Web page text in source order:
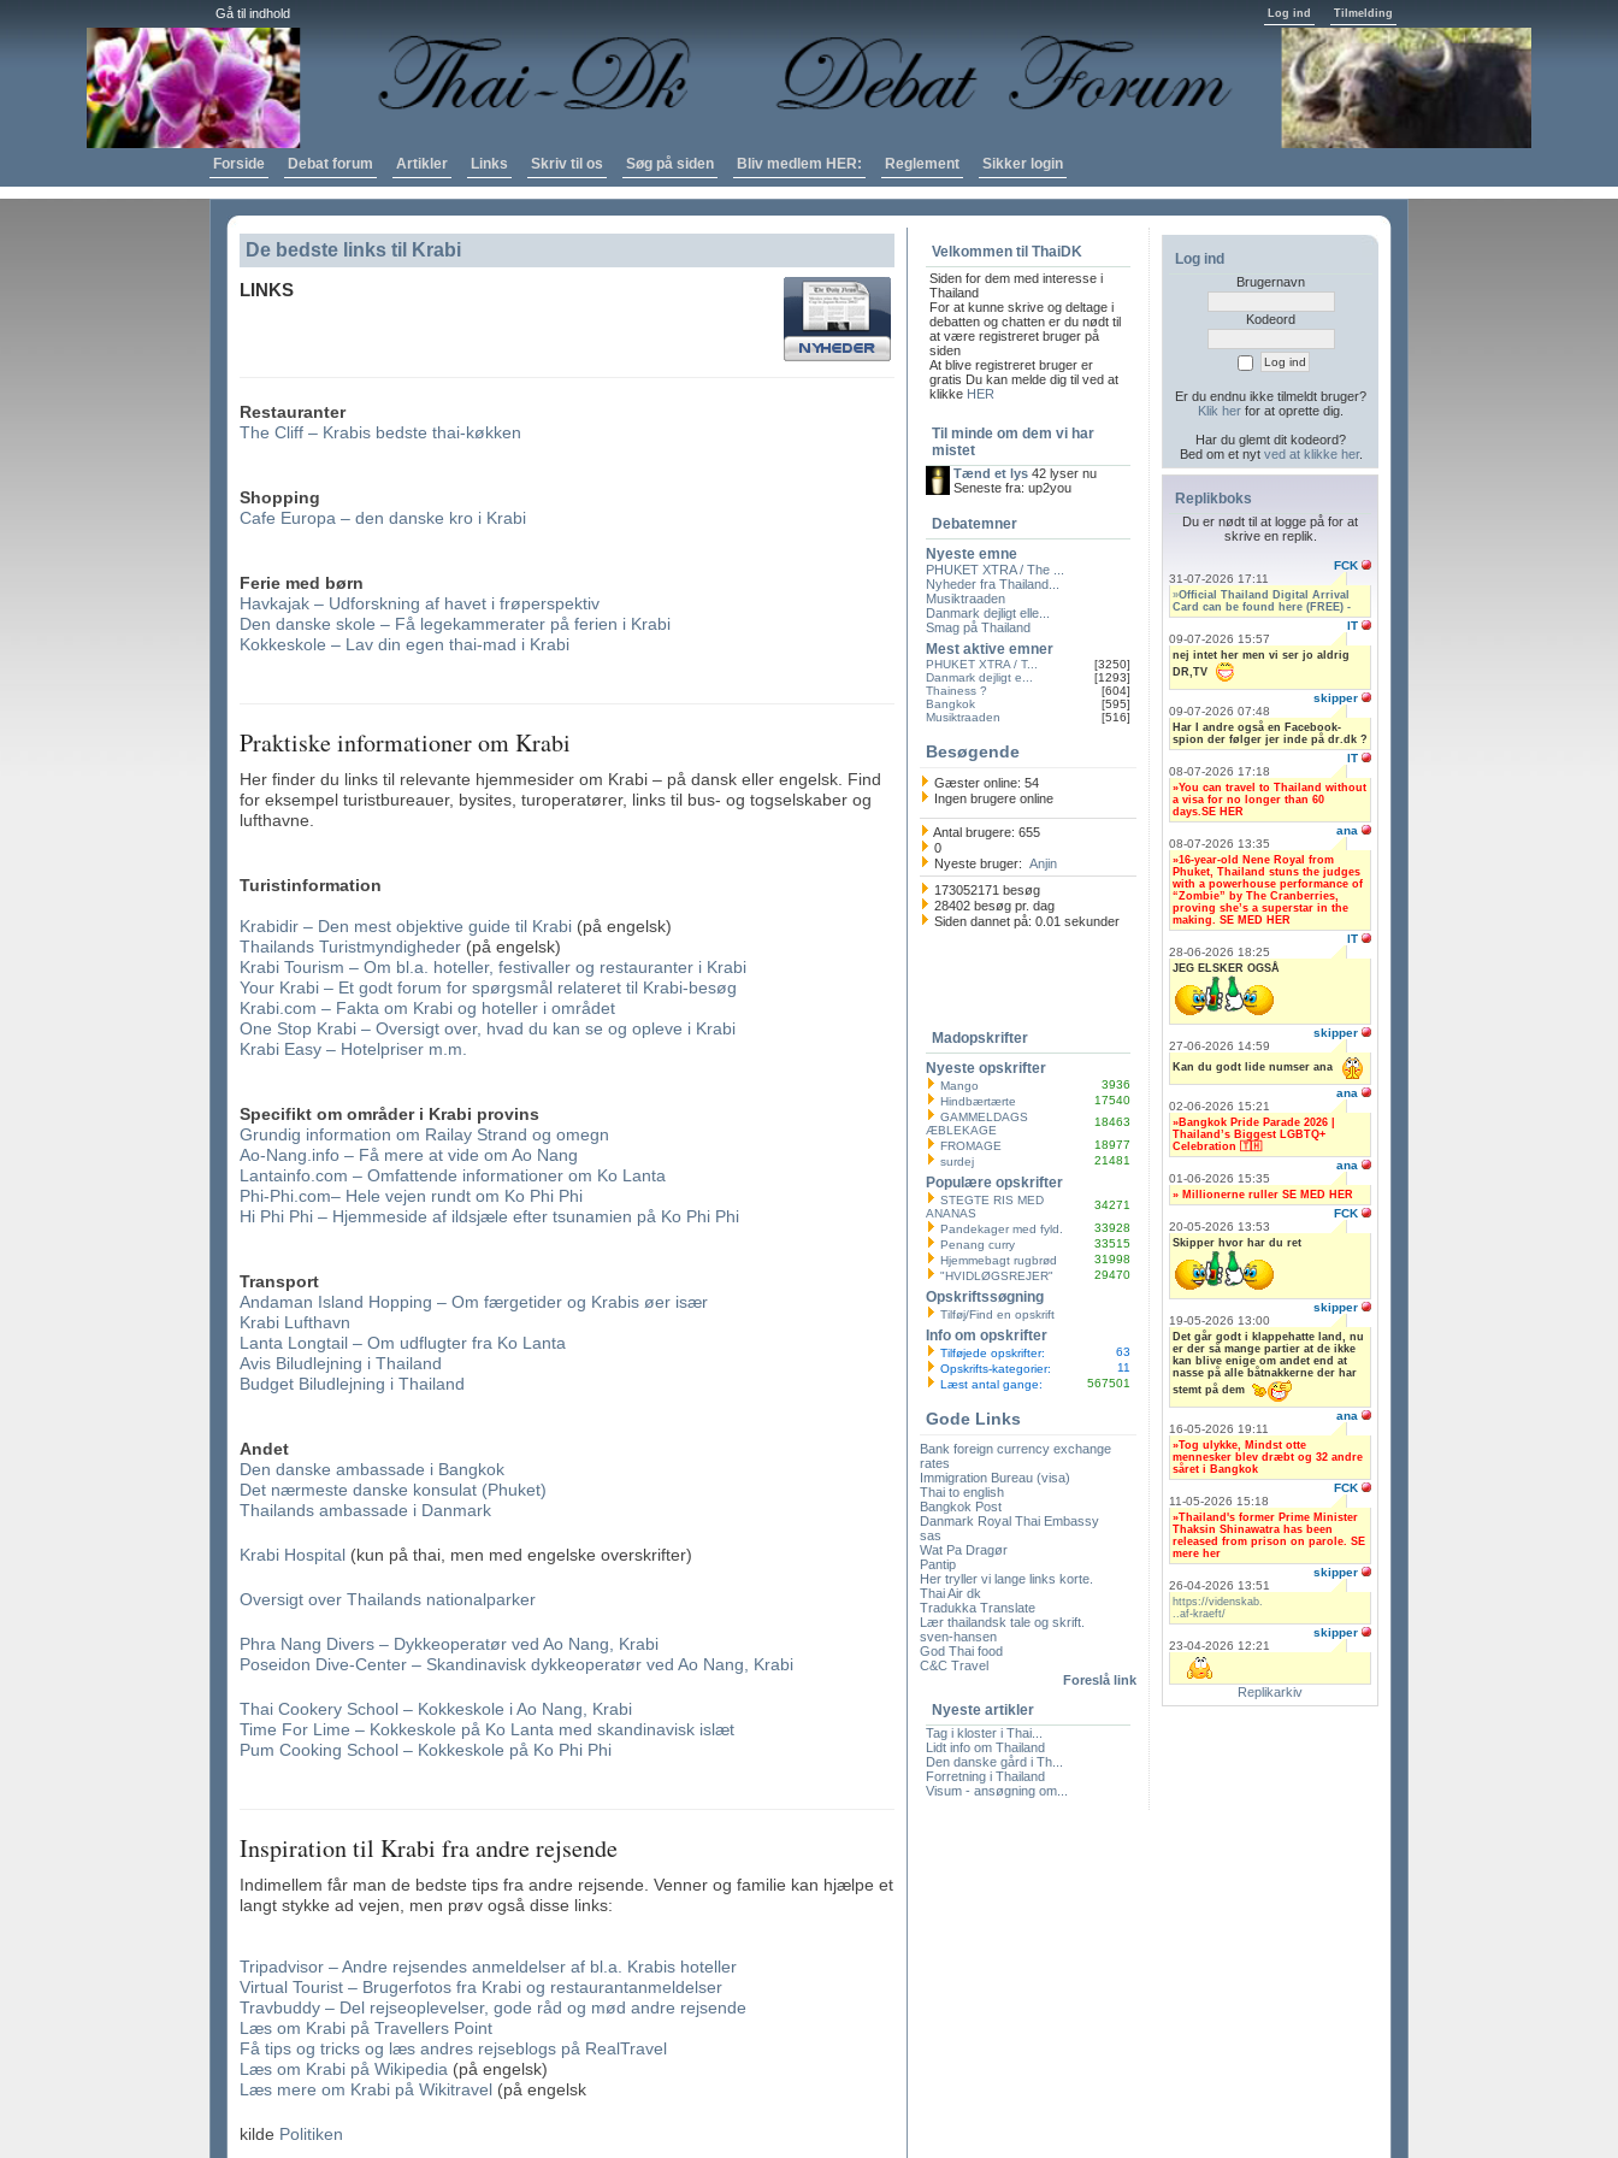
Gå til indhold Log ind Tilmelding
Forside Debat forum Artikler Links Skriv til os Søg på siden Bliv medlem HER: Reglement Sikker login
De bedste links til Krabi
LINKS
Restauranter
The Cliff – Krabis bedste thai-køkken
Shopping
Cafe Europa – den danske kro i Krabi
Ferie med børn
Havkajak – Udforskning af havet i frøperspektiv
Den danske skole – Få legekammerater på ferien i Krabi
Kokkeskole – Lav din egen thai-mad i Krabi
Praktiske informationer om Krabi
Her finder du links til relevante hjemmesider om Krabi – på dansk eller engelsk. Find
for eksempel turistbureauer, bysites, turoperatører, links til bus- og togselskaber og
lufthavne.
Turistinformation
Krabidir – Den mest objektive guide til Krabi (på engelsk)
Thailands Turistmyndigheder (på engelsk)
Krabi Tourism – Om bl.a. hoteller, festivaller og restauranter i Krabi
Your Krabi – Et godt forum for spørgsmål relateret til Krabi-besøg
Krabi.com – Fakta om Krabi og hoteller i området
One Stop Krabi – Oversigt over, hvad du kan se og opleve i Krabi
Krabi Easy – Hotelpriser m.m.
Specifikt om områder i Krabi provins
Grundig information om Railay Strand og omegn
Ao-Nang.info – Få mere at vide om Ao Nang
Lantainfo.com – Omfattende informationer om Ko Lanta
Phi-Phi.com– Hele vejen rundt om Ko Phi Phi
Hi Phi Phi – Hjemmeside af ildsjæle efter tsunamien på Ko Phi Phi
Transport
Andaman Island Hopping – Om færgetider og Krabis øer især
Krabi Lufthavn
Lanta Longtail – Om udflugter fra Ko Lanta
Avis Biludlejning i Thailand
Budget Biludlejning i Thailand
Andet
Den danske ambassade i Bangkok
Det nærmeste danske konsulat (Phuket)
Thailands ambassade i Danmark
Krabi Hospital (kun på thai, men med engelske overskrifter)
Oversigt over Thailands nationalparker
Phra Nang Divers – Dykkeoperatør ved Ao Nang, Krabi
Poseidon Dive-Center – Skandinavisk dykkeoperatør ved Ao Nang, Krabi
Thai Cookery School – Kokkeskole i Ao Nang, Krabi
Time For Lime – Kokkeskole på Ko Lanta med skandinavisk islæt
Pum Cooking School – Kokkeskole på Ko Phi Phi
Inspiration til Krabi fra andre rejsende
Indimellem får man de bedste tips fra andre rejsende. Venner og familie kan hjælpe et
langt stykke ad vejen, men prøv også disse links:
Tripadvisor – Andre rejsendes anmeldelser af bl.a. Krabis hoteller
Virtual Tourist – Brugerfotos fra Krabi og restaurantanmeldelser
Travbuddy – Del rejseoplevelser, gode råd og mød andre rejsende
Læs om Krabi på Travellers Point
Få tips og tricks og læs andres rejseblogs på RealTravel
Læs om Krabi på Wikipedia (på engelsk)
Læs mere om Krabi på Wikitravel (på engelsk
kilde Politiken
Velkommen til ThaiDK
Siden for dem med interesse i
Thailand
For at kunne skrive og deltage i
debatten og chatten er du nødt til
at være registreret bruger på
siden
At blive registreret bruger er
gratis Du kan melde dig til ved at
klikke HER
Til minde om dem vi har
mistet
Tænd et lys 42 lyser nu
Seneste fra: up2you
Debatemner
Nyeste emne
PHUKET XTRA / The ...
Nyheder fra Thailand...
Musiktraaden
Danmark dejligt elle...
Smag på Thailand
Mest aktive emner
PHUKET XTRA / T...
[3250]
Danmark dejligt e...
[1293]
Thainess ?
[604]
Bangkok
[595]
Musiktraaden
[516]
Besøgende
Gæster online: 54
Ingen brugere online
Antal brugere: 655
0
Nyeste bruger: Anjin
173052171 besøg
28402 besøg pr. dag
Siden dannet på: 0.01 sekunder
Madopskrifter
Nyeste opskrifter
Mango
3936
Hindbærtærte
17540
GAMMELDAGS
ÆBLEKAGE
18463
FROMAGE
18977
surdej
21481
Populære opskrifter
STEGTE RIS MED
ANANAS
34271
Pandekager med fyld.
33928
Penang curry
33515
Hjemmebagt rugbrød
31998
"HVIDLØGSREJER"
29470
Opskriftssøgning
Tilføj/Find en opskrift
Info om opskrifter
Tilføjede opskrifter:
63
Opskrifts-kategorier:
11
Læst antal gange:
567501
Gode Links
Bank foreign currency exchange
rates
Immigration Bureau (visa)
Thai to english
Bangkok Post
Danmark Royal Thai Embassy
sas
Wat Pa Dragør
Pantip
Her tryller vi lange links korte.
Thai Air dk
Tradukka Translate
Lær thailandsk tale og skrift.
sven-hansen
God Thai food
C&C Travel
Foreslå link
Nyeste artikler
Tag i kloster i Thai...
Lidt info om Thailand
Den danske gård i Th...
Forretning i Thailand
Visum - ansøgning om...
Log ind
Brugernavn
Kodeord
Er du endnu ikke tilmeldt bruger?
Klik her for at oprette dig.
Har du glemt dit kodeord?
Bed om et nyt ved at klikke her.
Replikboks
Du er nødt til at logge på for at
skrive en replik.
FCK
31-07-2026 17:11
»Official Thailand Digital Arrival
Card can be found here (FREE) -
IT
09-07-2026 15:57
nej intet her men vi ser jo aldrig
DR,TV
skipper
09-07-2026 07:48
Har I andre også en Facebook-
spion der følger jer inde på dr.dk ?
IT
08-07-2026 17:18
»You can travel to Thailand without
a visa for no longer than 60
days.SE HER
ana
08-07-2026 13:35
»16-year-old Nene Royal from
Phuket, Thailand stuns the judges
with a powerhouse performance of
“Zombie” by The Cranberries,
proving she’s a superstar in the
making. SE MED HER
IT
28-06-2026 18:25
JEG ELSKER OGSÅ
skipper
27-06-2026 14:59
Kan du godt lide numser ana
ana
02-06-2026 15:21
»Bangkok Pride Parade 2026 |
Thailand’s Biggest LGBTQ+
Celebration 🇹🇭
ana
01-06-2026 15:35
» Millionerne ruller SE MED HER
FCK
20-05-2026 13:53
Skipper hvor har du ret
skipper
19-05-2026 13:00
Det går godt i klappehatte land, nu
er der så mange partier at de ikke
kan blive enige om andet end at
nasse på alle båtnakkerne der har
stemt på dem
ana
16-05-2026 19:11
»Tog ulykke, Mindst otte
mennesker blev dræbt og 32 andre
såret i Bangkok
FCK
11-05-2026 15:18
»Thailand's former Prime Minister
Thaksin Shinawatra has been
released from prison on parole. SE
mere her
skipper
26-04-2026 13:51
https://videnskab.
..af-kraeft/
skipper
23-04-2026 12:21
Replikarkiv